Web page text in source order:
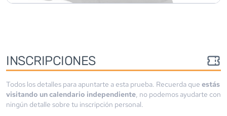
INSCRIPCIONES
Todos los detalles para apuntarte a esta prueba. Recuerda que estás
visitando un calendario independiente, no podemos ayudarte con
ningún detalle sobre tu inscripción personal.